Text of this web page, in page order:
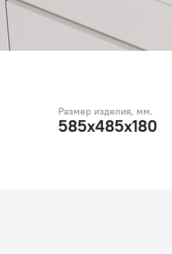
Размер изделия, мм.
585х485х180